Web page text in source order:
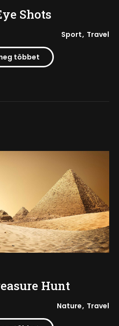
Shots
Sport Travel
többet
Hunt
Nature Travel